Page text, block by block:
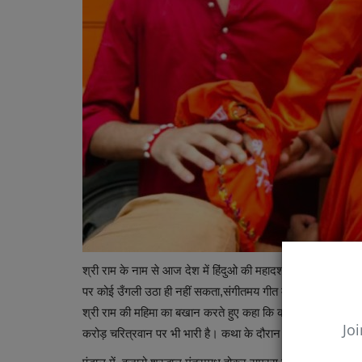
श्री राम के नाम से आज देश में हिंदुओ की महादशा का युग है और यह
पर कोई उँगली उठा ही नहीं सकता,संगीतमय गीत में कहा कि हम तो
श्री राम की महिमा का बखान करते हुए कहा कि कोई राजा राम
करोड़ चरित्रवान पर भी भारी है। कथा के दौरान समान नागरिक